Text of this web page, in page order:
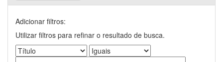
Adicionar filtros:
Utilizar filtros para refinar o resultado de busca.